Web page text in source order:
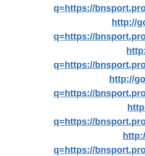
q=https://
http://
q=https://
q=https://
http://
q=https://
q=https://
q=https://